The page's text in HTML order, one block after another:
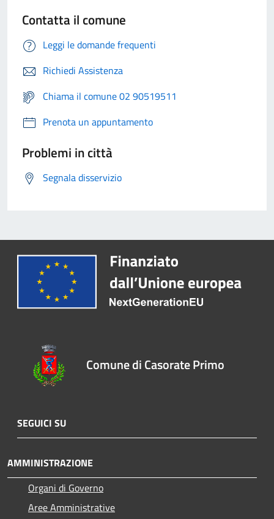
Contatta il comune
Leggi le domande frequenti
Richiedi Assistenza
Chiama il comune 02 90519511
Prenota un appuntamento
Problemi in città
Segnala disservizio
Comune di Casorate Primo
SEGUICI SU
AMMINISTRAZIONE
Organi di Governo
Aree Amministrative